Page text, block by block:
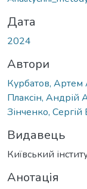
Дата
2024
Автори
Курбатов, Артем
Плаксін, Андрій
Зінченко, Сергій
Видавець
Київський
Анотація